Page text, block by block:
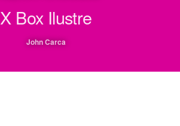
X Box Ilustre
John Carca